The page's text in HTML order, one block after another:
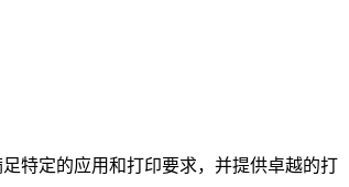
特定的应用和打印要求，并提供卓越的打